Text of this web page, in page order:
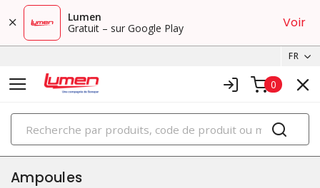
Lumen
Gratuit – sur Google Play
Voir
FR
0
PRODUITS
éclairage
Ampoules